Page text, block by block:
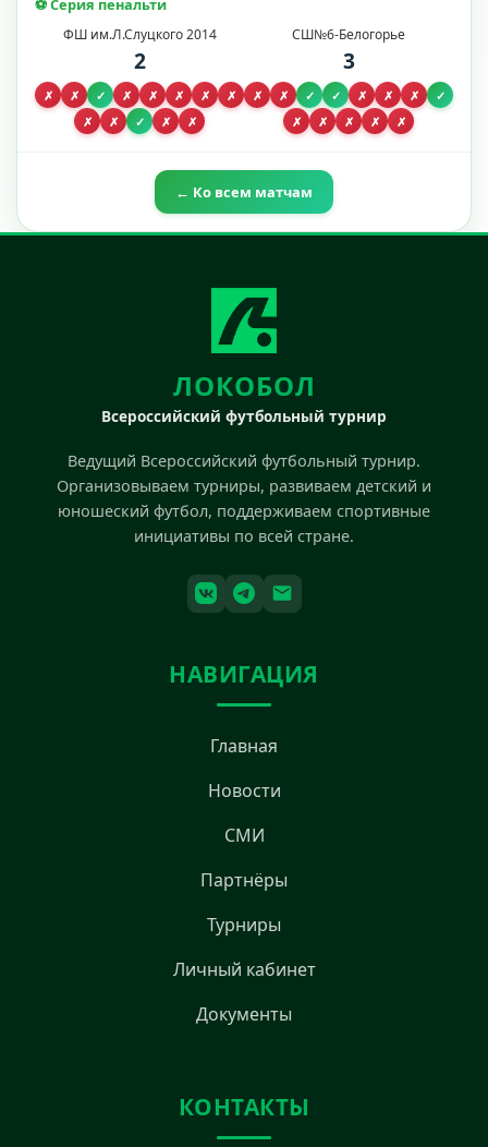
⚽ Серия пенальти
ФШ им.Л.Слуцкого 2014
2
✗ ✗ ✓ ✗ ✗ ✗ ✗
✗
✗
✗ ✓ ✗ ✗
СШ№6-Белогорье
3
✗ ✗ ✓ ✓ ✗ ✗ ✗
✓
✗
✗ ✗ ✗ ✗
← Ко всем матчам
ЛОКОБОЛ
Всероссийский футбольный турнир
Ведущий Всероссийский футбольный турнир.
Организовываем турниры, развиваем детский и
юношеский футбол, поддерживаем спортивные
инициативы по всей стране.
НАВИГАЦИЯ
Главная
Новости
СМИ
Партнёры
Турниры
Личный кабинет
Документы
КОНТАКТЫ